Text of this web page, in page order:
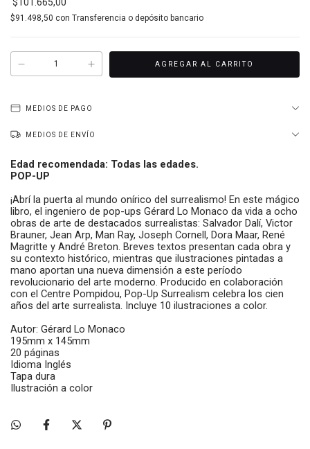
$101.665,00
$91.498,50 con Transferencia o depósito bancario
MEDIOS DE PAGO
MEDIOS DE ENVÍO
Edad recomendada: Todas las edades.
POP-UP
¡Abrí la puerta al mundo onírico del surrealismo! En este mágico
libro, el ingeniero de pop-ups Gérard Lo Monaco da vida a ocho
obras de arte de destacados surrealistas: Salvador Dalí, Victor
Brauner, Jean Arp, Man Ray, Joseph Cornell, Dora Maar, René
Magritte y André Breton. Breves textos presentan cada obra y
su contexto histórico, mientras que ilustraciones pintadas a
mano aportan una nueva dimensión a este período
revolucionario del arte moderno. Producido en colaboración
con el Centre Pompidou, Pop-Up Surrealism celebra los cien
años del arte surrealista. Incluye 10 ilustraciones a color.
Autor: Gérard Lo Monaco
195mm x 145mm
20 páginas
Idioma Inglés
Tapa dura
Ilustración a color